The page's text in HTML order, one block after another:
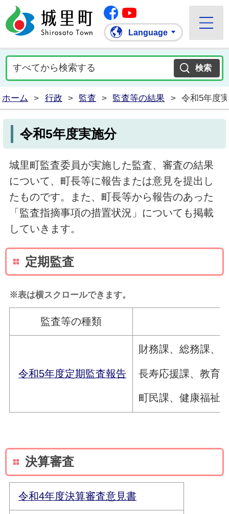
城里町ホームページ
Facebook
Language
ホーム > 行政 > 監査 > 監査等の結果 > 令和5年度
令和5年度実施分
城里町監査委員が実施した監査、審査の結果
について、町長等に報告または意見を提出し
たものです。また、町長等から報告のあった
「監査指摘事項の措置状況」についても掲載
していきます。
定期監査
※表は横スクロールできます。
監査等の種類
令和5年度定期監査報告
財務課、総務課、
長寿応援課、教育
町民課、健康福祉
決算審査
令和4年度決算審査意見書